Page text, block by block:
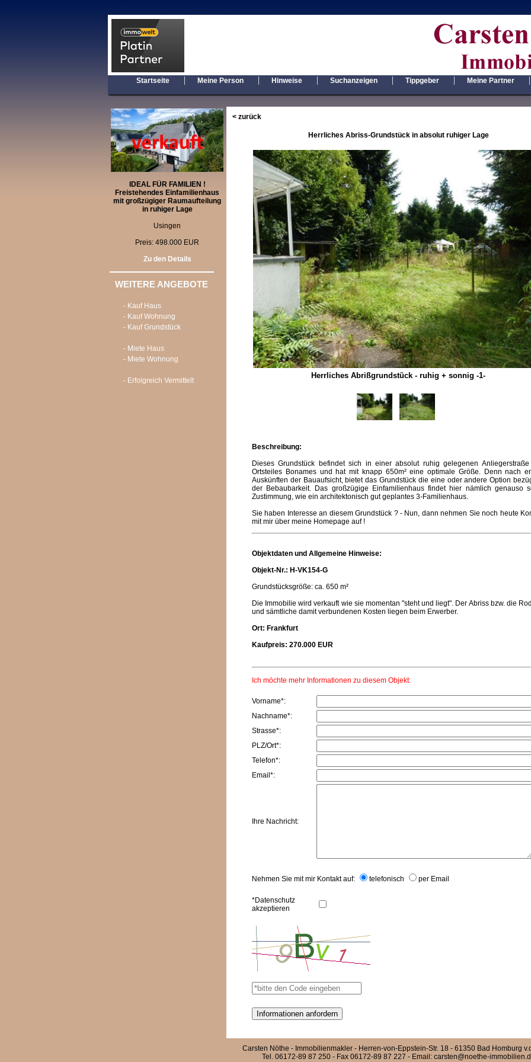
Startseite | Meine Person | Hinweise | Suchanzeigen | Tippgeber | Meine Partner
< zurück
Herrliches Abriss-Grundstück in absolut ruhiger Lage
Herrliches Abrißgrundstück - ruhig + sonnig -1-
Beschreibung:
Dieses Grundstück befindet sich in einer absolut ruhig gelegenen
Ortsteiles Bonames und hat mit knapp 650m² eine optimale Größe. Denn nach
Auskünften der Bauaufsicht, bietet das Grundstück die eine oder andere Option
der Bebaubarkeit. Das großzügige Einfamilienhaus findet hier nämlich genauso
Zustimmung, wie ein architektonisch gut geplantes 3-Familienhaus.
Sie haben Interesse an diesem Grundstück ? - Nun, dann nehmen Sie noch heute
mit mir über meine Homepage auf !
Objektdaten und Allgemeine Hinweise:
Objekt-Nr.: H-VK154-G
Grundstücksgröße: ca. 650 m²
Die Immobilie wird verkauft wie sie momentan "steht und liegt". Der Abriss bzw. die
und sämtliche damit verbundenen Kosten liegen beim Erwerber.
Ort: Frankfurt
Kaufpreis: 270.000 EUR
Ich möchte mehr Informationen zu diesem Objekt:
Vorname*:
Nachname*:
Strasse*:
PLZ/Ort*:
Telefon*:
Email*:
Ihre Nachricht:
Nehmen Sie mit mir Kontakt auf: telefonisch per Email
*Datenschutz
akzeptieren
IDEAL FÜR FAMILIEN !
Freistehendes Einfamilienhaus
mit großzügiger Raumaufteilung
in ruhiger Lage
Usingen
Preis: 498.000 EUR
Zu den Details
WEITERE ANGEBOTE
- Kauf Haus
- Kauf Wohnung
- Kauf Grundstück
- Miete Haus
- Miete Wohnung
- Erfolgreich Vermittelt
Carsten Nöthe - Immobilienmakler - Herren-von-Eppstein-Str. 18 - 61350 Bad Homburg
Tel. 06172-89 87 250 - Fax 06172-89 87 227 - Email: carsten@noethe-